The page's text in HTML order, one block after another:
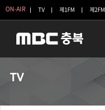
ON-AIR TV 제1FM 제2FM
TV